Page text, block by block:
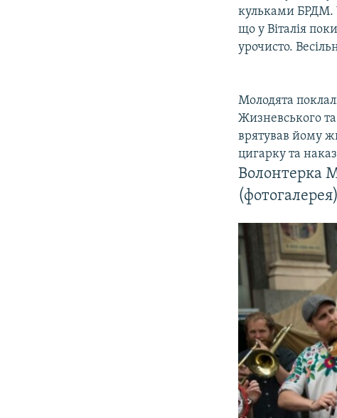
кульками БРДМ.
що у Віталія
урочисто.
Молодята
Жизневського
врятував йому
цигарку та
Волонтерка
(фотогалерея)